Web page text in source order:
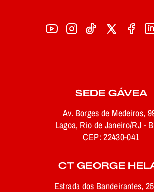
SEDE GÁVEA
Av. Borges de Medeiros,
Lagoa, Rio de Janeiro/RJ -
CEP: 22430-041
CT GEORGE
Estrada dos Bandeirantes,